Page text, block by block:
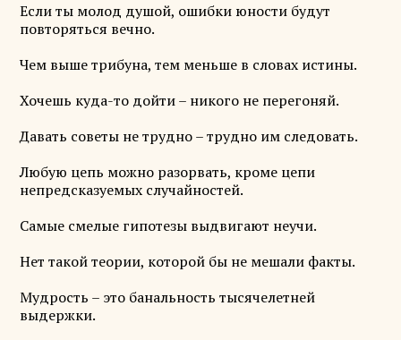
Если ты молод душой, ошибки юности будут
повторяться вечно.
Чем выше трибуна, тем меньше в словах истины.
Хочешь куда-то дойти – никого не перегоняй.
Давать советы не трудно – трудно им следовать.
Любую цепь можно разорвать, кроме цепи
непредсказуемых случайностей.
Самые смелые гипотезы выдвигают неучи.
Нет такой теории, которой бы не мешали факты.
Мудрость – это банальность тысячелетней
выдержки.